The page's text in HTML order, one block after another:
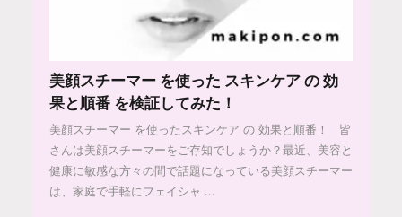
美顔スチーマー を使った スキンケア の 効
果と順番 を検証してみた！
美顔スチーマー を使ったスキンケア の 効果と順番！ 皆
さんは美顔スチーマーをご存知でしょうか？最近、美容と
健康に敏感な方々の間で話題になっている美顔スチーマー
は、家庭で手軽にフェイシャ ...